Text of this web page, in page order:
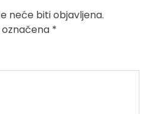
neće biti objavljena.
*